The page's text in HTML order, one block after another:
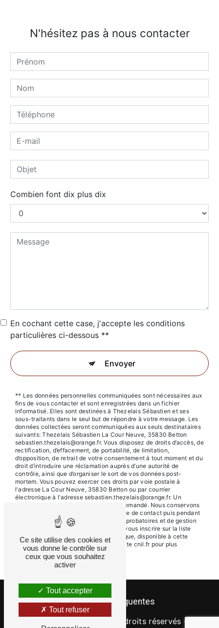
N'hésitez pas à nous contacter
Combien font dix plus dix
En cochant cette case, j'accepte les conditions
particulières ci-dessous **
Envoyer
** Les données personnelles communiquées sont nécessaires aux
fins de vous contacter et sont enregistrées dans un fichier
informatisé. Elles sont destinées à Thezelais Sébastien et ses
sous-traitants dans le seul but de répondre à votre message. Les
données collectées seront communiquées aux seuls destinataires
suivants: Thezelais Sébastien La Cour Neuve, 35830 Betton
sebastien.thezelais@orange.fr. Vous disposez de droits d’accès, de
rectification, d’effacement, de portabilité, de limitation,
d’opposition, de retrait de votre consentement à tout moment et du
droit d’introduire une réclamation auprès d’une autorité de
contrôle, ainsi que d’organiser le sort de vos données post-
mortem. Vous pouvez exercer ces droits par voie postale à
l'adresse La Cour Neuve, 35830 Betton ou par courrier
électronique à l'adresse sebastien.thezelais@orange.fr. Un
justificatif d'identité pourra vous être demandé. Nous conservons
vos données pendant la période de prise de contact puis pendant
la durée de prescription légale aux fins probatoires et de gestion
des contentieux. Vous avez le droit de vous inscrire sur la liste
d'opposition au démarchage téléphonique, disponible à cette
adresse:Bloctel.gouv.fr. Consultez le site cnil.fr pour plus
d’informations sur vos droits.
Recherches fréquentes
- 2026 - Tous droits réservés -
Ce site utilise des cookies et
vous donne le contrôle sur
ceux que vous souhaitez
activer
Tout accepter
Tout refuser